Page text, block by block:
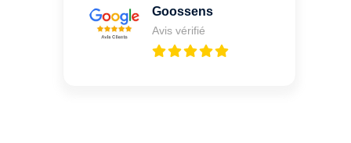
Goossens
Avis vérifié